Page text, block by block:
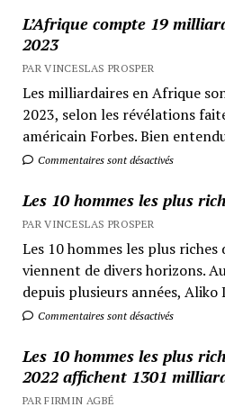
L’Afrique compte 19
2023
PAR VINCESLAS PROSPER
Les milliardaires en Afrique
2023, selon les révélations
américain Forbes. Bien
Commentaires sont désactivés
Les 10 hommes les plus
PAR VINCESLAS PROSPER
Les 10 hommes les plus riches
viennent de divers horizons.
depuis plusieurs années, Aliko
Commentaires sont désactivés
Les 10 hommes les plus
2022 affichent 1301
PAR FIRMIN AGBÉ